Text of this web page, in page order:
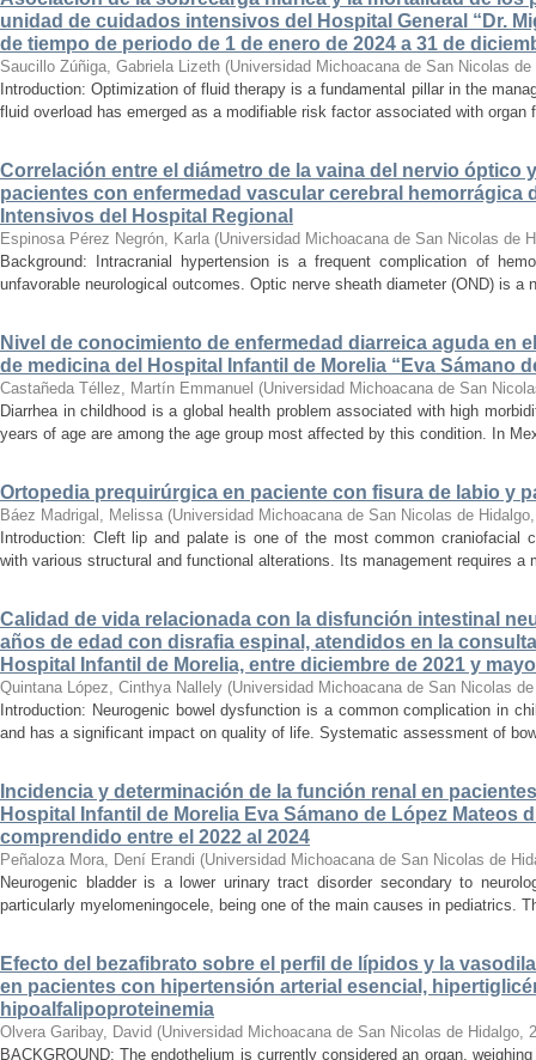
unidad de cuidados intensivos del Hospital General “Dr.
de tiempo de periodo de 1 de enero de 2024 a 31 de
Saucillo Zúñiga, Gabriela Lizeth (Universidad Michoacana de San Nicolas de
Introduction: Optimization of fluid therapy is a fundamental pillar in the
fluid overload has emerged as a modifiable risk factor associated with organ
Correlación entre el diámetro de la vaina del nervio óptico
pacientes con enfermedad vascular cerebral hemorrágica
Intensivos del Hospital Regional
Espinosa Pérez Negrón, Karla (Universidad Michoacana de San Nicolas de
Background: Intracranial hypertension is a frequent complication of
unfavorable neurological outcomes. Optic nerve sheath diameter (OND) is a
Nivel de conocimiento de enfermedad diarreica aguda en
de medicina del Hospital Infantil de Morelia “Eva Sámano
Castañeda Téllez, Martín Emmanuel (Universidad Michoacana de San
Diarrhea in childhood is a global health problem associated with high
years of age are among the age group most affected by this condition. In
Ortopedia prequirúrgica en paciente con fisura de labio y
Báez Madrigal, Melissa (Universidad Michoacana de San Nicolas de Hidalgo
Introduction: Cleft lip and palate is one of the most common craniofacial
with various structural and functional alterations. Its management requires a
Calidad de vida relacionada con la disfunción intestinal
años de edad con disrafia espinal, atendidos en la
Hospital Infantil de Morelia, entre diciembre de 2021 y
Quintana López, Cinthya Nallely (Universidad Michoacana de San Nicolas
Introduction: Neurogenic bowel dysfunction is a common complication in
and has a significant impact on quality of life. Systematic assessment of
Incidencia y determinación de la función renal en
Hospital Infantil de Morelia Eva Sámano de López Mateos
comprendido entre el 2022 al 2024
Peñaloza Mora, Dení Erandi (Universidad Michoacana de San Nicolas de
Neurogenic bladder is a lower urinary tract disorder secondary to
particularly myelomeningocele, being one of the main causes in pediatrics.
Efecto del bezafibrato sobre el perfil de lípidos y la
en pacientes con hipertensión arterial esencial,
hipoalfalipoproteinemia
Olvera Garibay, David (Universidad Michoacana de San Nicolas de Hidalgo,
BACKGROUND: The endothelium is currently considered an organ,